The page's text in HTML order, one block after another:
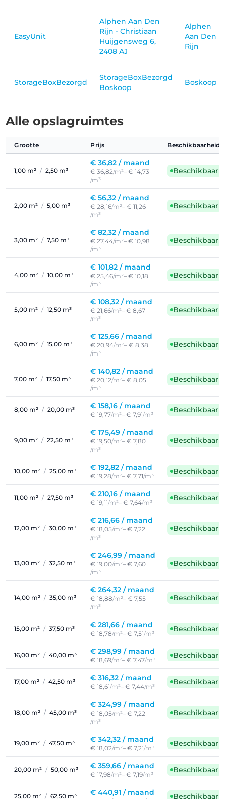
EasyUnit
Alphen Aan Den
Rijn - Christiaan
Huijgensweg 6,
2408 AJ
Alphen
Aan Den
Rijn
StorageBoxBezorgd
StorageBoxBezorgd
Boskoop
Boskoop
Alle opslagruimtes
Grootte Prijs Beschikbaarheid
1,00 m² / 2,50 m³
€ 36,82 / maand
€ 36,82/m²– € 14,73
/m³
Beschikbaar
2,00 m² / 5,00 m³
€ 56,32 / maand
€ 28,16/m²– € 11,26
/m³
Beschikbaar
3,00 m² / 7,50 m³
€ 82,32 / maand
€ 27,44/m²– € 10,98
/m³
Beschikbaar
4,00 m² / 10,00 m³
€ 101,82 / maand
€ 25,46/m²– € 10,18
/m³
Beschikbaar
5,00 m² / 12,50 m³
€ 108,32 / maand
€ 21,66/m²– € 8,67
/m³
Beschikbaar
6,00 m² / 15,00 m³
€ 125,66 / maand
€ 20,94/m²– € 8,38
/m³
Beschikbaar
7,00 m² / 17,50 m³
€ 140,82 / maand
€ 20,12/m²– € 8,05
/m³
Beschikbaar
8,00 m² / 20,00 m³ € 158,16 / maand
€ 19,77/m²– € 7,91/m³
Beschikbaar
9,00 m² / 22,50 m³
€ 175,49 / maand
€ 19,50/m²– € 7,80
/m³
Beschikbaar
10,00 m² / 25,00 m³ € 192,82 / maand
€ 19,28/m²– € 7,71/m³
Beschikbaar
11,00 m² / 27,50 m³ € 210,16 / maand
€ 19,11/m²– € 7,64/m³
Beschikbaar
12,00 m² / 30,00 m³
€ 216,66 / maand
€ 18,05/m²– € 7,22
/m³
Beschikbaar
13,00 m² / 32,50 m³
€ 246,99 / maand
€ 19,00/m²– € 7,60
/m³
Beschikbaar
14,00 m² / 35,00 m³
€ 264,32 / maand
€ 18,88/m²– € 7,55
/m³
Beschikbaar
15,00 m² / 37,50 m³ € 281,66 / maand
€ 18,78/m²– € 7,51/m³
Beschikbaar
16,00 m² / 40,00 m³ € 298,99 / maand
€ 18,69/m²– € 7,47/m³
Beschikbaar
17,00 m² / 42,50 m³ € 316,32 / maand
€ 18,61/m²– € 7,44/m³
Beschikbaar
18,00 m² / 45,00 m³
€ 324,99 / maand
€ 18,05/m²– € 7,22
/m³
Beschikbaar
19,00 m² / 47,50 m³ € 342,32 / maand
€ 18,02/m²– € 7,21/m³
Beschikbaar
20,00 m² / 50,00 m³ € 359,66 / maand
€ 17,98/m²– € 7,19/m³
Beschikbaar
25,00 m² / 62,50 m³ € 440,91 / maand Beschikbaar